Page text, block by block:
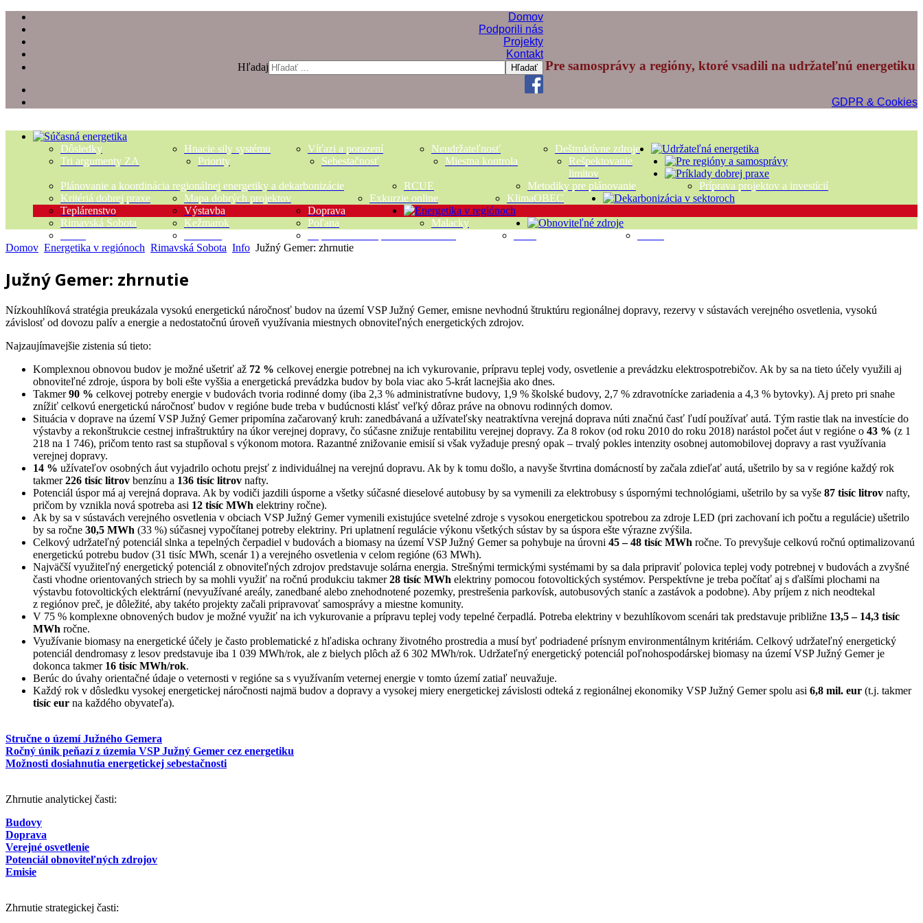
Pre samosprávy a regióny, ktoré vsadili na udržateľnú energetiku
Domov
Podporili nás
Projekty
Kontakt
Hľadaj
Hľadať
GDPR & Cookies
Dôsledky Hnacie sily systému Víťazi a porazení Neudržateľnosť
Deštruktívne zdroje
Tri argumenty ZA
Priority Sebestačnosť Miestna kontrola
Rešpektovanie
limitov
Plánovanie a koordinácia regionálnej energetiky a dekarbonizácie
RCUE Metodiky pre plánovanie
Príprava projektov a investícií
Kritériá dobrej praxe
Mapa dobrých projektov Exkurzie online
KlimaOBEC
Teplárenstvo
Výstavba
Doprava
Rimavská Sobota
Kežmarok Poľana
Malacky
Domov Energetika v regiónoch Rimavská Sobota Info Južný Gemer: zhrnutie
Južný Gemer: zhrnutie
Nízkouhlíková stratégia preukázala vysokú energetickú náročnosť budov na území VSP Južný Gemer, emisne nevhodnú štruktúru regionálnej dopravy, rezervy v sústavách verejného osvetlenia, vysokú
závislosť od dovozu palív a energie a nedostatočnú úroveň využívania miestnych obnoviteľných energetických zdrojov.
Najzaujímavejšie zistenia sú tieto:
Komplexnou obnovou budov je možné ušetriť až 72 % celkovej energie potrebnej na ich vykurovanie, prípravu teplej vody, osvetlenie a prevádzku elektrospotrebičov. Ak by sa na tieto účely využili aj
obnoviteľné zdroje, úspora by boli ešte vyššia a energetická prevádzka budov by bola viac ako 5-krát lacnejšia ako dnes.
Takmer90 % celkovej potreby energie v budovách tvoria rodinné domy (iba 2,3 % administratívne budovy, 1,9 % školské budovy, 2,7 % zdravotnícke zariadenia a 4,3 % bytovky). Aj preto pri snahe
znížiť celkovú energetickú náročnosť budov v regióne bude treba v budúcnosti klásť veľký dôraz práve na obnovu rodinných domov.
Situácia v doprave na území VSP Južný Gemer pripomína začarovaný kruh: zanedbávaná a užívateľsky neatraktívna verejná doprava núti značnú časť ľudí používať autá. Tým rastie tlak na investície do
výstavby a rekonštrukcie cestnej infraštruktúry na úkor verejnej dopravy, čo súčasne znižuje rentabilitu verejnej dopravy. Za 8 rokov (od roku 2010 do roku 2018) narástol počet áut v regióne o 43 % (z 1
218 na 1 746), pričom tento rast sa stupňoval s výkonom motora. Razantné znižovanie emisií si však vyžaduje presný opak – trvalý pokles intenzity osobnej automobilovej dopravy a rast využívania
verejnej dopravy.
14 % užívateľov osobných áut vyjadrilo ochotu prejsť z individuálnej na verejnú dopravu. Ak by k tomu došlo, a navyše štvrtina domácností by začala zdieľať autá, ušetrilo by sa v regióne každý rok
takmer226 tisíc litrov benzínu a 136 tisíc litrov nafty.
Potenciál úspor má aj verejná doprava. Ak by vodiči jazdili úsporne a všetky súčasné dieselové autobusy by sa vymenili za elektrobusy s úspornými technológiami, ušetrilo by sa vyše 87 tisíc litrov nafty,
pričom by vznikla nová spotreba asi 12 tisíc MWh elektriny ročne).
Ak by sa v sústavách verejného osvetlenia v obciach VSP Južný Gemer vymenili existujúce svetelné zdroje s vysokou energetickou spotrebou za zdroje LED (pri zachovaní ich počtu a regulácie) ušetrilo
by sa ročne 30,5 MWh (33 %) súčasnej vypočítanej potreby elektriny. Pri uplatnení regulácie výkonu všetkých sústav by sa úspora ešte výrazne zvýšila.
Celkový udržateľný potenciál slnka a tepelných čerpadiel v budovách a biomasy na území VSP Južný Gemer sa pohybuje na úrovni 45 – 48 tisíc MWh ročne. To prevyšuje celkovú ročnú optimalizovanú
energetickú potrebu budov (31 tisíc MWh, scenár 1) a verejného osvetlenia v celom regióne (63 MWh).
Najväčší využiteľný energetický potenciál z obnoviteľných zdrojov predstavuje solárna energia. Strešnými termickými systémami by sa dala pripraviť polovica teplej vody potrebnej v budovách a zvyšné
časti vhodne orientovaných striech by sa mohli využiť na ročnú produkciu takmer28 tisíc MWh elektriny pomocou fotovoltických systémov. Perspektívne je treba počítať aj s ďalšími plochami na
výstavbu fotovoltických elektrární (nevyužívané areály, zanedbané alebo znehodnotené pozemky, prestrešenia parkovísk, autobusových staníc a zastávok a podobne). Aby príjem z nich neodtekal
z regiónov preč, je dôležité, aby takéto projekty začali pripravovať samosprávy a miestne komunity.
V 75 % komplexne obnovených budov je možné využiť na ich vykurovanie a prípravu teplej vody tepelné čerpadlá. Potreba elektriny v bezuhlíkovom scenári tak predstavuje približne 13,5 – 14,3 tisíc
MWh ročne.
Využívanie biomasy na energetické účely je často problematické z hľadiska ochrany životného prostredia a musí byť podriadené prísnym environmentálnym kritériám. Celkový udržateľný energetický
potenciál dendromasy z lesov predstavuje iba 1 039 MWh/rok, ale z bielych plôch až 6 302 MWh/rok. Udržateľný energetický potenciál poľnohospodárskej biomasy na území VSP Južný Gemer je
dokonca takmer 16 tisíc MWh/rok.
Berúc do úvahy orientačné údaje o veternosti v regióne sa s využívaním veternej energie v tomto území zatiaľ neuvažuje.
Každý rok v dôsledku vysokej energetickej náročnosti najmä budov a dopravy a vysokej miery energetickej závislosti odteká z regionálnej ekonomiky VSP Južný Gemer spolu asi 6,8 mil. eur (t.j. takmer
tisíc eur na každého obyvateľa).
Stručne o území Južného Gemera
Ročný únik peňazí z územia VSP Južný Gemer cez energetiku
Možnosti dosiahnutia energetickej sebestačnosti
Zhrnutie analytickej časti:
Budovy
Doprava
Verejné osvetlenie
Potenciál obnoviteľných zdrojov
Emisie
Zhrnutie strategickej časti: